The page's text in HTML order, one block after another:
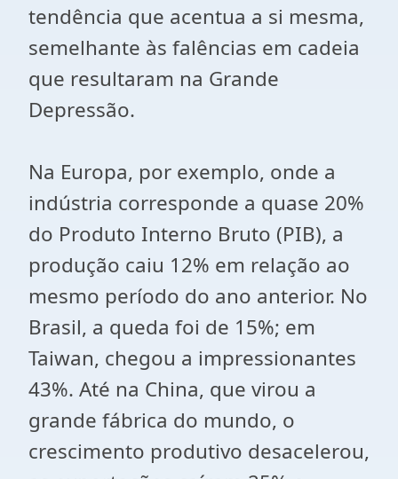
tendência que acentua a si mesma,
semelhante às falências em cadeia
que resultaram na Grande
Depressão.
Na Europa, por exemplo, onde a
indústria corresponde a quase 20%
do Produto Interno Bruto (PIB), a
produção caiu 12% em relação ao
mesmo período do ano anterior. No
Brasil, a queda foi de 15%; em
Taiwan, chegou a impressionantes
43%. Até na China, que virou a
grande fábrica do mundo, o
crescimento produtivo desacelerou,